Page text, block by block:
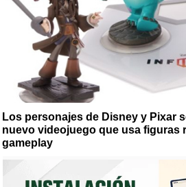
Los personajes de Disney y Pixar
nuevo videojuego que usa figuras
gameplay